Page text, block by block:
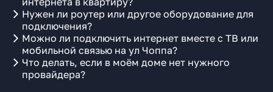
Нужен ли роутер или другое оборудование для
подключения?
Можно ли подключить интернет вместе с ТВ или
мобильной связью на ул Чоппа?
Что делать, если в моём доме нет нужного
провайдера?